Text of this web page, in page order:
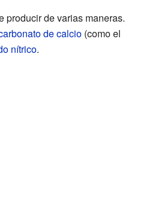
producir de varias maneras.
de calcio (como el
nítrico.